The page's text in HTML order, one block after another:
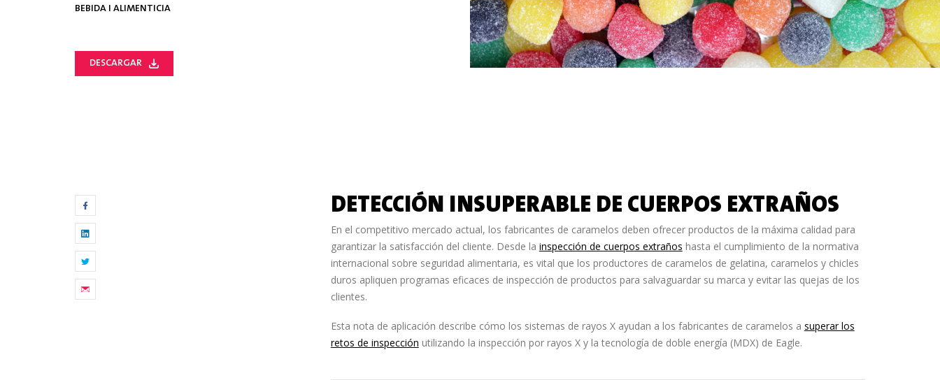
BEBIDA I ALIMENTICIA
DESCARGAR
DETECCIÓN INSUPERABLE DE CUERPOS EXTRAÑOS
En el competitivo mercado actual, los fabricantes de caramelos deben ofrecer productos de la máxima calidad para
garantizar la satisfacción del cliente. Desde la inspección de cuerpos extraños hasta el cumplimiento de la normativa
internacional sobre seguridad alimentaria, es vital que los productores de caramelos de gelatina, caramelos y chicles
duros apliquen programas eficaces de inspección de productos para salvaguardar su marca y evitar las quejas de los
clientes.
Esta nota de aplicación describe cómo los sistemas de rayos X ayudan a los fabricantes de caramelos a superar los
retos de inspección utilizando la inspección por rayos X y la tecnología de doble energía (MDX) de Eagle.